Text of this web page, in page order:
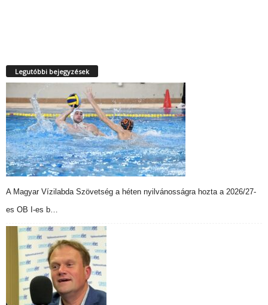
Legutóbbi bejegyzések
A Magyar Vízilabda Szövetség a héten nyilvánosságra hozta a 2026/27-
es OB I-es b…